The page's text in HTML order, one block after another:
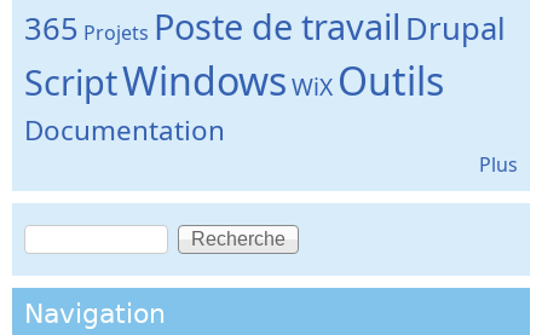
365 Projets Poste de travail Drupal
ScriptWindowsWiX Outils
Documentation
Plus
Formulaire de recherche
Recherche
Navigation